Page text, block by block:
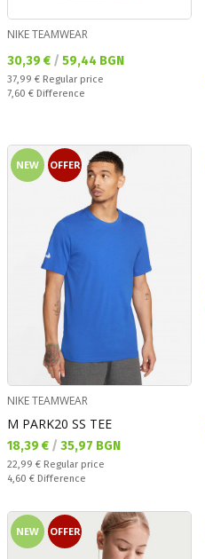
NIKE TEAMWEAR
Текуща цена:
30,39 € / 59,44 BGN
Regular price:
37,99 € Regular price
Спестявате:
7,60 € Difference
NEW OFFER
NIKE TEAMWEAR
M PARK20 SS TEE
Текуща цена:
18,39 € / 35,97 BGN
Regular price:
22,99 € Regular price
Спестявате:
4,60 € Difference
NEW OFFER